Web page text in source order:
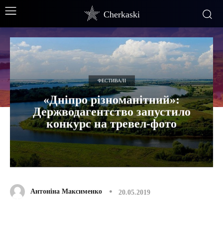
Cherkaski
ФЕСТИВАЛІ
«Дніпро різноманітний»:
Держводагентство запустило
конкурс на тревел-фото
Антоніна Максименко 20.05.2019